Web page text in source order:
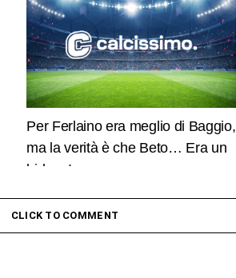
Per Ferlaino era meglio di Baggio,
ma la verità è che Beto… Era un
bidone!
CLICK TO COMMENT